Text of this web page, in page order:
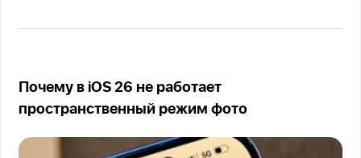
Почему в iOS 26 не работает
пространственный режим фото